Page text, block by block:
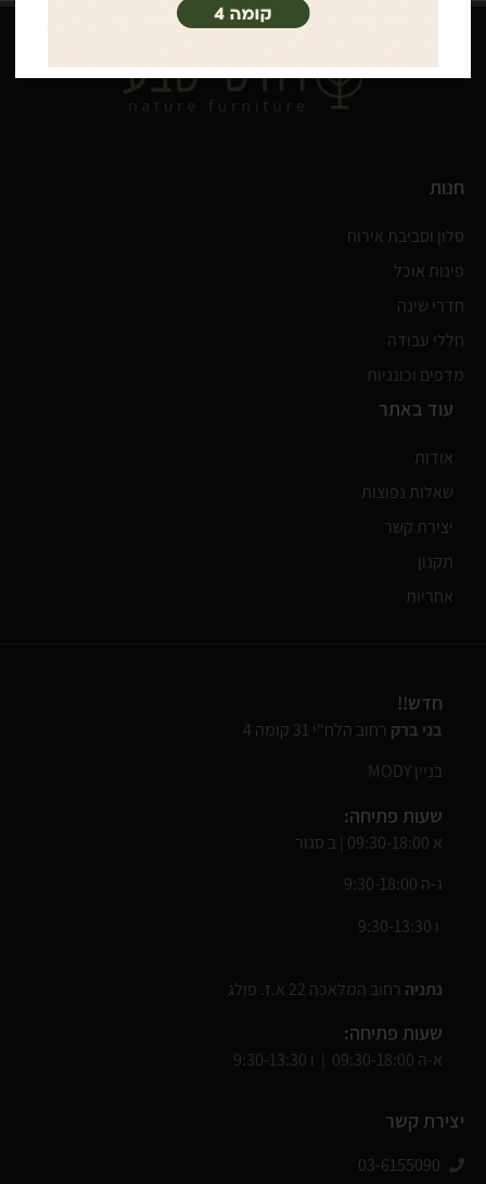
חנות
סלון וסביבת אירוח
פינות אוכל
חדרי שינה
חללי עבודה
מדפים וכונניות
עוד באתר
אודות
שאלות נפוצות
יצירת קשר
תקנון
אחריות
חדש!!
בני ברק רחוב הלח"י 31 קומה 4
בניין MODY
שעות פתיחה:
א 09:30-18:00 | ב סגור
ג-ה 9:30-18:00
ו 9:30-13:30
נתניה רחוב המלאכה 22 א.ז. פולג
שעות פתיחה:
א-ה 09:30-18:00 | ו 9:30-13:30
יצירת קשר
03-6155090